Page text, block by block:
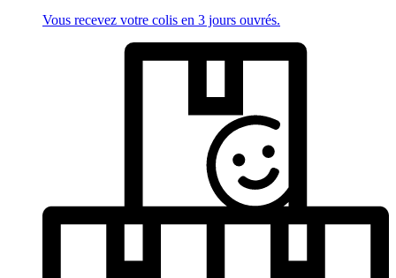
Vous recevez votre colis en 3 jours ouvrés.